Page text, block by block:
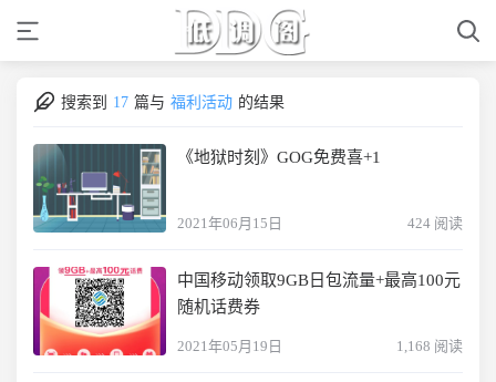
搜索到 17 篇与 福利活动 的结果
《地狱时刻》GOG免费喜+1
2021年06月15日 424 阅读
中国移动领取9GB日包流量+最高100元
随机话费券
2021年05月19日 1,168 阅读